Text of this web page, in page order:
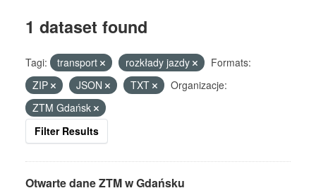
1 dataset found
Tagi: transport rozkłady jazdy
Formats:
ZIP
JSON TXT
Organizacje:
ZTM Gdańsk
Filter Results
Otwarte dane ZTM w Gdańsku